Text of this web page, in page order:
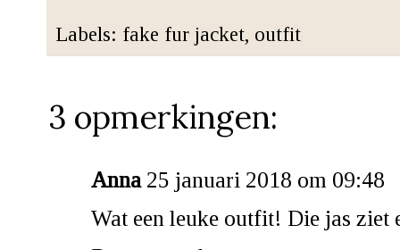
Labels: fake fur jacket, outfit
3 opmerkingen:
Anna 25 januari 2018 om 09:48
Wat een leuke outfit! Die jas ziet